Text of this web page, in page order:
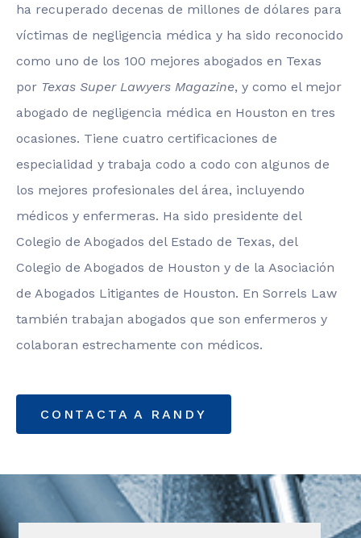
ha recuperado decenas de millones de dólares para
víctimas de negligencia médica y ha sido reconocido
como uno de los 100 mejores abogados en Texas
por Texas Super Lawyers Magazine, y como el mejor
abogado de negligencia médica en Houston en tres
ocasiones. Tiene cuatro certificaciones de
especialidad y trabaja codo a codo con algunos de
los mejores profesionales del área, incluyendo
médicos y enfermeras. Ha sido presidente del
Colegio de Abogados del Estado de Texas, del
Colegio de Abogados de Houston y de la Asociación
de Abogados Litigantes de Houston. En Sorrels Law
también trabajan abogados que son enfermeros y
colaboran estrechamente con médicos.
CONTACTA A RANDY